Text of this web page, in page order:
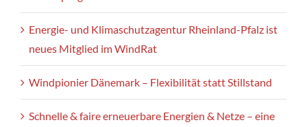
Energie- und Klimaschutzagentur Rheinland-Pfalz ist
neues Mitglied im WindRat
Windpionier Dänemark – Flexibilität statt Stillstand
Schnelle & faire erneuerbare Energien & Netze – eine